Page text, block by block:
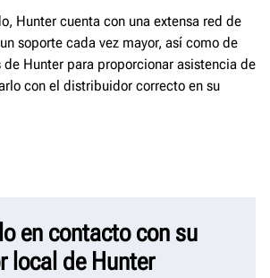
Hunter cuenta con una extensa red de
soporte cada vez mayor, así como de
Hunter para proporcionar asistencia de
con el distribuidor correcto en su
en contacto con su
local de Hunter